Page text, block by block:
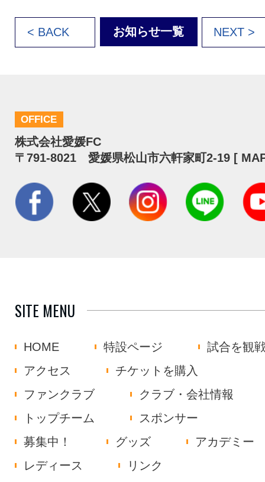
< BACK お知らせ一覧 NEXT >
OFFICE
株式会社愛媛FC
〒791-8021 愛媛県松山市六軒家町2-19 [
SITE MENU
HOME 特設ページ
試合を観
アクセス
チケットを購入
ファンクラブ
クラブ・会社情報
トップチーム
スポンサー
募集中！
グッズ
アカデミー
レディース
リンク